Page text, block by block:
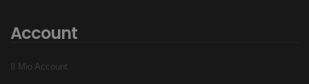
Account
Il Mio Account